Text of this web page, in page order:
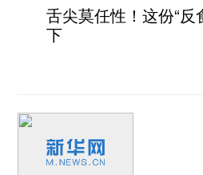
舌尖莫任性！这份“反
下